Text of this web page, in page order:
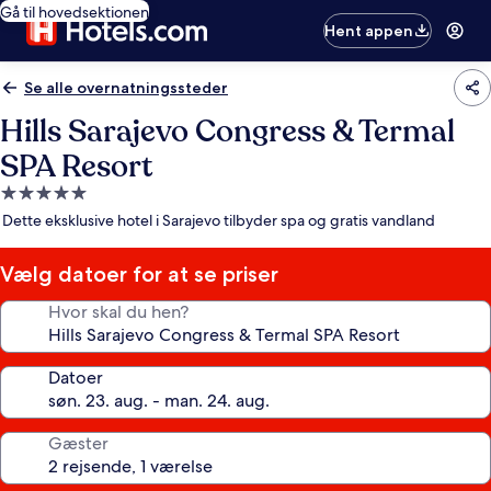
Gå til hovedsektionen
Hent appen
Se alle overnatningssteder
Hills Sarajevo Congress & Termal
SPA Resort
5.0-
stjernet
Dette eksklusive hotel i Sarajevo tilbyder spa og gratis vandland
Vælg datoer for at se priser
Hvor skal du hen?
Datoer
Gæster